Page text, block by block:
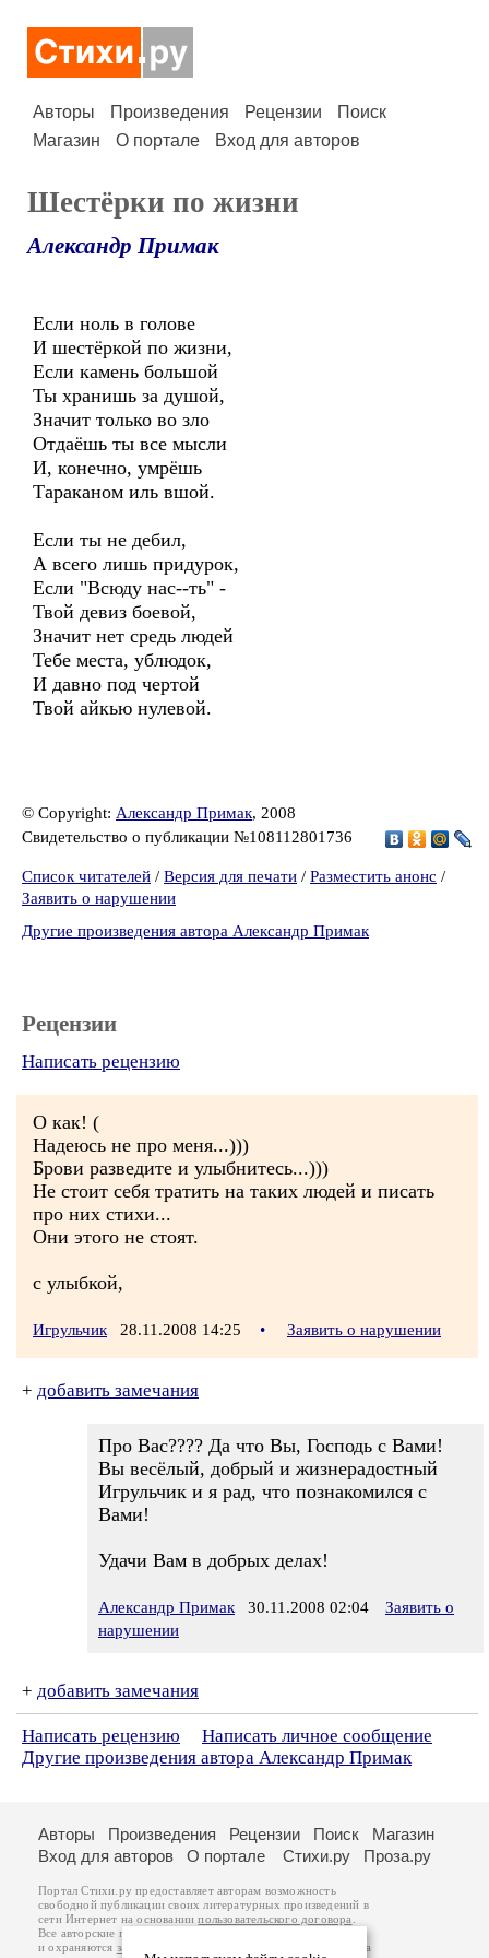
Авторы Произведения Рецензии
Поиск
Магазин
О портале Вход для авторов
Шестёрки по жизни
Александр Примак
Если ноль в голове
И шестёркой по жизни,
Если камень большой
Ты хранишь за душой,
Значит только во зло
Отдаёшь ты все мысли
И, конечно, умрёшь
Тараканом иль вшой.
Если ты не дебил,
А всего лишь придурок,
Если "Всюду нас--ть" -
Твой девиз боевой,
Значит нет средь людей
Тебе места, ублюдок,
И давно под чертой
Твой айкью нулевой.
© Copyright: Александр Примак, 2008
Свидетельство о публикации №108112801736
Список читателей / Версия для печати / Разместить анонс /
Заявить о нарушении
Другие произведения автора Александр Примак
Рецензии
Написать рецензию
О как! (
Надеюсь не про меня...)))
Брови разведите и улыбнитесь...)))
Не стоит себя тратить на таких людей и писать
про них стихи...
Они этого не стоят.
с улыбкой,
Игрульчик 28.11.2008 14:25 • Заявить о нарушении
+ добавить замечания
Про Вас???? Да что Вы, Господь с Вами!
Вы весёлый, добрый и жизнерадостный
Игрульчик и я рад, что познакомился с
Вами!
Удачи Вам в добрых делах!
Александр Примак 30.11.2008 02:04
Заявить о
нарушении
+ добавить замечания
Написать рецензию
Написать личное сообщение
Другие произведения автора Александр Примак
Авторы Произведения Рецензии Поиск
Магазин
Вход для авторов
О портале Стихи.ру Проза.ру
Портал Стихи.ру предоставляет авторам возможность
свободной публикации своих литературных произведений в
сети Интернет на основаниипользовательского договора
Все авторские права на произведения принадлежат авторам
и охраняются законом
. Перепечатка произведений возможна